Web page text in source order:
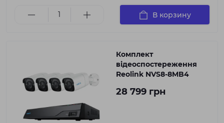
В корзину
Комплект
відеоспостереження
Reolink NVS8-8MB4
28 799 грн